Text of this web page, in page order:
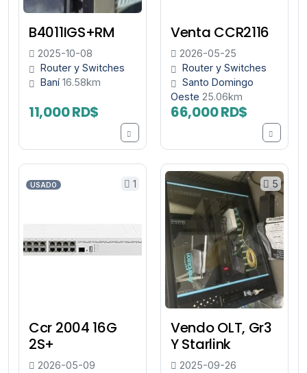
B4011IGS+RM
2025-10-08
Router y Switches
Baní 16.58km
11,000 RD$
Venta CCR2116
2026-05-25
Router y Switches
Santo Domingo
Oeste 25.06km
66,000 RD$
1
USADO
Ccr 2004 16G
2S+
2026-05-09
5
Vendo OLT, Gr3
Y Starlink
2025-09-26